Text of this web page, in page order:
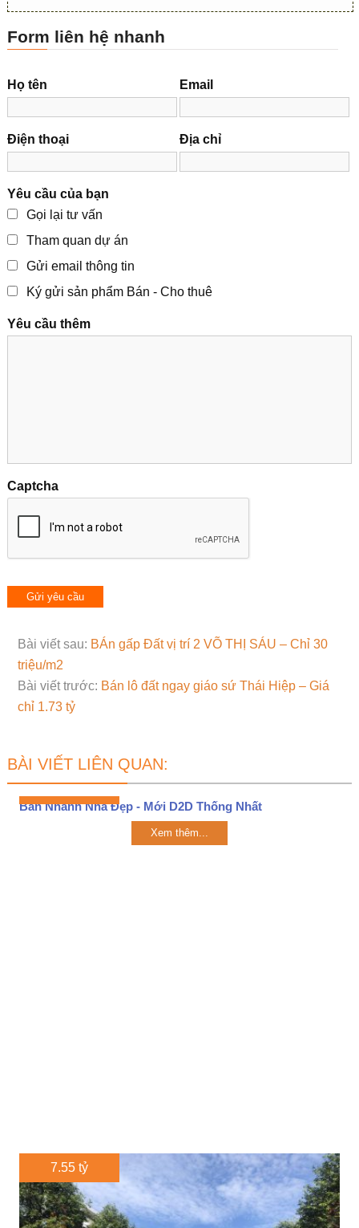
Form liên hệ nhanh
Họ tên Email
Điện thoại Địa chỉ
Yêu cầu của bạn
Gọi lại tư vấn
Tham quan dự án
Gửi email thông tin
Ký gửi sản phẩm Bán - Cho thuê
Yêu cầu thêm
Captcha
Bài viết sau: BÁn gấp Đất vị trí 2 VÕ THỊ SÁU – Chỉ 30
triệu/m2
Bài viết trước: Bán lô đất ngay giáo sứ Thái Hiệp – Giá
chỉ 1.73 tỷ
BÀI VIẾT LIÊN QUAN:
Bán Nhanh Nhà Đẹp - Mới D2D Thống Nhất
Xem thêm...
7.55 tỷ